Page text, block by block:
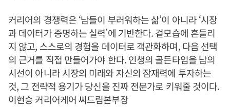
커리어의 경쟁력은 ‘남들이 부러워하는 삶’이 아니라 ‘시장
과 데이터가 증명하는 실력’에 기반한다. 겉모습에 흔들리
지 않고, 스스로의 경험을 데이터로 객관화하며, 다음 선택
의 근거를 직접 만들어가야 한다. 인생의 골든타임을 남의
시선이 아니라 시장의 미래와 자신의 잠재력에 투자하는
것, 그 전략적 용기가 당신을 진짜 전문가로 키워줄 것이다.
이현승 커리어케어 씨드림본부장